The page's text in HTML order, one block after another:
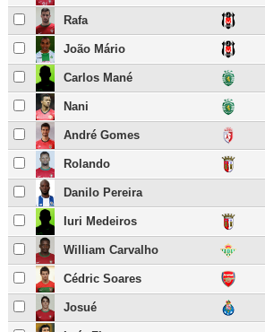
Rafa
João Mário
Carlos Mané
Nani
André Gomes
Rolando
Danilo Pereira
Iuri Medeiros
William Carvalho
Cédric Soares
Josué